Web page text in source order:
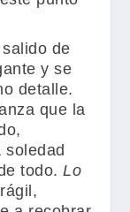
de
y se
detalle.
que la
todo.Lo